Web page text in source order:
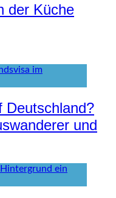
der Küche
Deutschland?
und